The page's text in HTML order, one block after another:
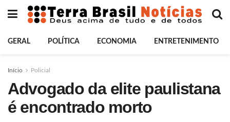
GERAL POLÍTICA ECONOMIA ENTRETENIMENTO
Início Policial
Advogado da elite paulistana
é encontrado morto